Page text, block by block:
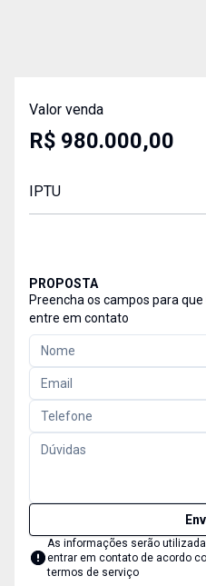
Valor venda
R$ 980.000,00
IPTU
PROPOSTA
Preencha os campos para
entre em contato
As informações serão
entrar em contato de acordo
termos de serviço